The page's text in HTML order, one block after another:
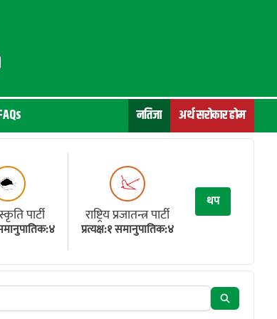
नतिजा अर्थ सरोकार होम
पार्टी राष्ट्रिय प्रजातन्त्र पार्टी
प्रत्यक्ष:१ समानुपातिक:४
थप